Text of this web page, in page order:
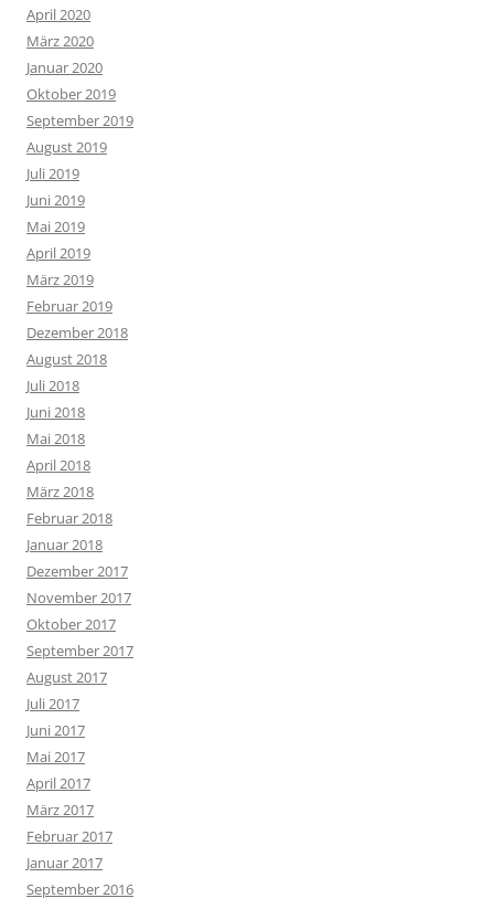
April 2020
März 2020
Januar 2020
Oktober 2019
September 2019
August 2019
Juli 2019
Juni 2019
Mai 2019
April 2019
März 2019
Februar 2019
Dezember 2018
August 2018
Juli 2018
Juni 2018
Mai 2018
April 2018
März 2018
Februar 2018
Januar 2018
Dezember 2017
November 2017
Oktober 2017
September 2017
August 2017
Juli 2017
Juni 2017
Mai 2017
April 2017
März 2017
Februar 2017
Januar 2017
September 2016